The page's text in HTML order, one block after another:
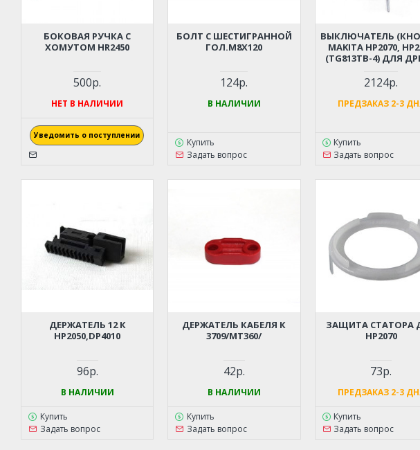
БОКОВАЯ РУЧКА С
ХОМУТОМ HR2450
500р.
НЕТ В НАЛИЧИИ
Уведомить о поступлении
БОЛТ С ШЕСТИГРАННОЙ
ГОЛ.M8X120
124р.
В НАЛИЧИИ
Купить
Задать вопрос
ВЫКЛЮЧАТЕЛЬ
MAKITA HP2070,
(TG813TB-4) ДЛЯ
2124р.
ПРЕДЗАКАЗ 2-3
Купить
Задать вопрос
ДЕРЖАТЕЛЬ 12 К
HP2050,DP4010
96р.
В НАЛИЧИИ
Купить
Задать вопрос
ДЕРЖАТЕЛЬ КАБЕЛЯ К
3709/MT360/
42р.
В НАЛИЧИИ
Купить
Задать вопрос
ЗАЩИТА СТАТОРА
HP2070
73р.
ПРЕДЗАКАЗ 2-3
Купить
Задать вопрос